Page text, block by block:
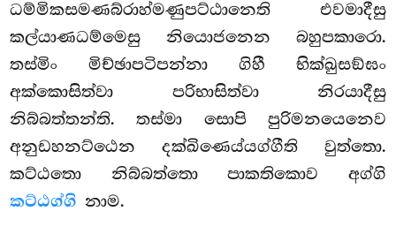
ධම්මිකසමණබ්රාහ්මණුපට්ඨානෙති එවමාදීසු
කල්යාණධම්මෙසු නියොජනෙන බහුපකාරො.
තස්මිං මිච්ඡාපටිපන්නා ගිහී භික්ඛුසඞ්ඝං
අක්කොසිත්වා පරිභාසිත්වා නිරයාදීසු
නිබ්බත්තන්ති. තස්මා සොපි පුරිමනයෙනෙව
අනුඩහනට්ඨෙන දක්ඛිණෙය්යග්ගීති වුත්තො.
කට්ඨතො නිබ්බත්තො පාකතිකොව අග්ගි
කට්ඨග්ගි නාම.